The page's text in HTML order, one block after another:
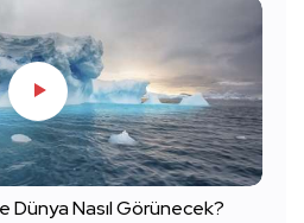
Dünya Nasıl Görünecek?